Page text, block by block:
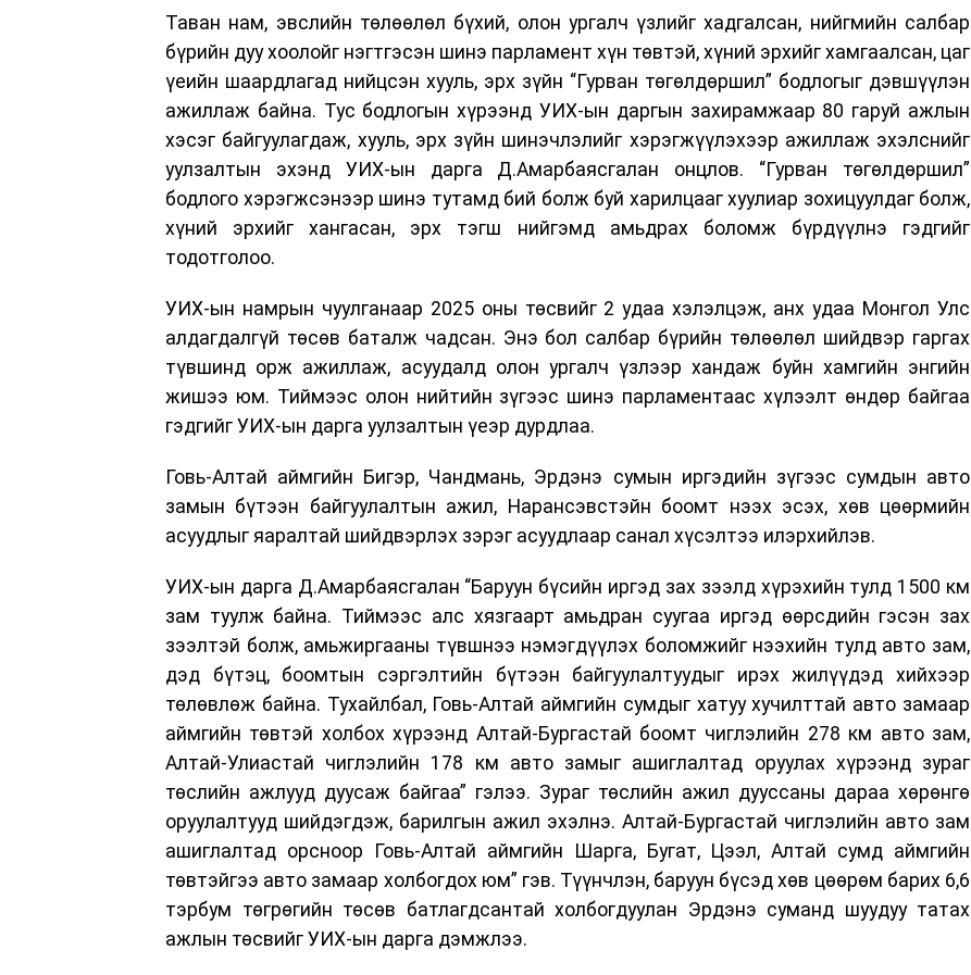
Таван нам, эвслийн төлөөлөл бүхий, олон ургалч үзлийг хадгалсан, нийгмийн салбар
бүрийн дуу хоолойг нэгтгэсэн шинэ парламент хүн төвтэй, хүний эрхийг хамгаалсан, цаг
үеийн шаардлагад нийцсэн хууль, эрх зүйн “Гурван төгөлдөршил” бодлогыг дэвшүүлэн
ажиллаж байна. Тус бодлогын хүрээнд УИХ-ын даргын захирамжаар 80 гаруй ажлын
хэсэг байгуулагдаж, хууль, эрх зүйн шинэчлэлийг хэрэгжүүлэхээр ажиллаж эхэлснийг
уулзалтын эхэнд УИХ-ын дарга Д.Амарбаясгалан онцлов. “Гурван төгөлдөршил”
бодлого хэрэгжсэнээр шинэ тутамд бий болж буй харилцааг хуулиар зохицуулдаг болж,
хүний эрхийг хангасан, эрх тэгш нийгэмд амьдрах боломж бүрдүүлнэ гэдгийг
тодотголоо.
УИХ-ын намрын чуулганаар 2025 оны төсвийг 2 удаа хэлэлцэж, анх удаа Монгол Улс
алдагдалгүй төсөв баталж чадсан. Энэ бол салбар бүрийн төлөөлөл шийдвэр гаргах
түвшинд орж ажиллаж, асуудалд олон ургалч үзлээр хандаж буйн хамгийн энгийн
жишээ юм. Тиймээс олон нийтийн зүгээс шинэ парламентаас хүлээлт өндөр байгаа
гэдгийг УИХ-ын дарга уулзалтын үеэр дурдлаа.
Говь-Алтай аймгийн Бигэр, Чандмань, Эрдэнэ сумын иргэдийн зүгээс сумдын авто
замын бүтээн байгуулалтын ажил, Нарансэвстэйн боомт нээх эсэх, хөв цөөрмийн
асуудлыг яаралтай шийдвэрлэх зэрэг асуудлаар санал хүсэлтээ илэрхийлэв.
УИХ-ын дарга Д.Амарбаясгалан “Баруун бүсийн иргэд зах зээлд хүрэхийн тулд 1500 км
зам туулж байна. Тиймээс алс хязгаарт амьдран суугаа иргэд өөрсдийн гэсэн зах
зээлтэй болж, амьжиргааны түвшнээ нэмэгдүүлэх боломжийг нээхийн тулд авто зам,
дэд бүтэц, боомтын сэргэлтийн бүтээн байгуулалтуудыг ирэх жилүүдэд хийхээр
төлөвлөж байна. Тухайлбал, Говь-Алтай аймгийн сумдыг хатуу хучилттай авто замаар
аймгийн төвтэй холбох хүрээнд Алтай-Бургастай боомт чиглэлийн 278 км авто зам,
Алтай-Улиастай чиглэлийн 178 км авто замыг ашиглалтад оруулах хүрээнд зураг
төслийн ажлууд дуусаж байгаа” гэлээ. Зураг төслийн ажил дууссаны дараа хөрөнгө
оруулалтууд шийдэгдэж, барилгын ажил эхэлнэ. Алтай-Бургастай чиглэлийн авто зам
ашиглалтад орсноор Говь-Алтай аймгийн Шарга, Бугат, Цээл, Алтай сумд аймгийн
төвтэйгээ авто замаар холбогдох юм” гэв. Түүнчлэн, баруун бүсэд хөв цөөрөм барих 6,6
тэрбум төгрөгийн төсөв батлагдсантай холбогдуулан Эрдэнэ суманд шуудуу татах
ажлын төсвийг УИХ-ын дарга дэмжлээ.